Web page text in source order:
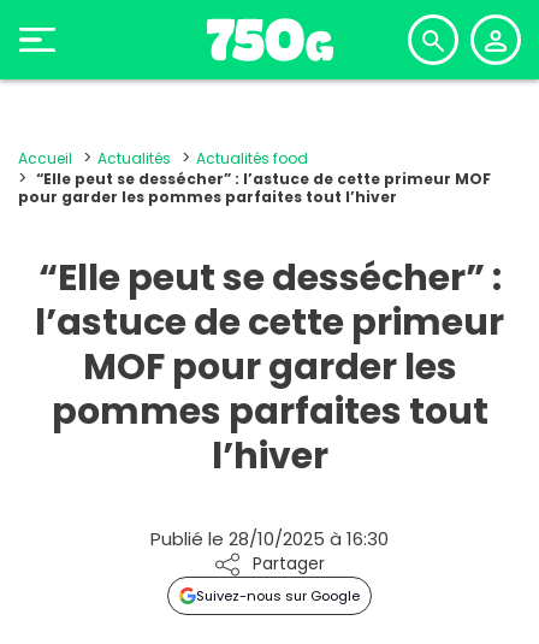
Accueil Actualités
Actualités food
“Elle peut se dessécher” : l’astuce de cette primeur MOF
pour garder les pommes parfaites tout l’hiver
“Elle peut se dessécher” :
l’astuce de cette primeur
MOF pour garder les
pommes parfaites tout
l’hiver
Publié le 28/10/2025 à 16:30
Partager
Suivez-nous sur Google